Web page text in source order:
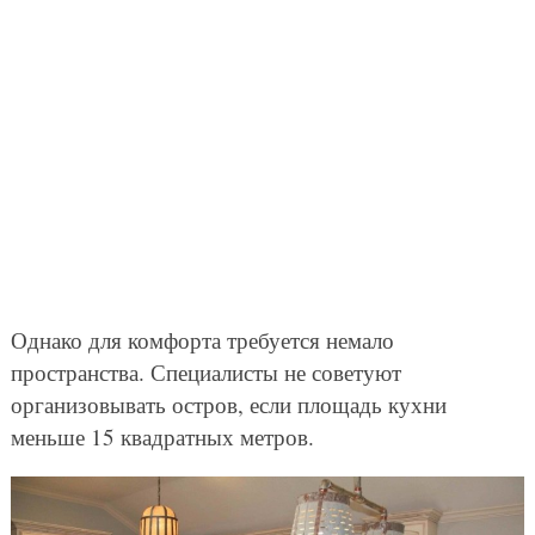
Однако для комфорта требуется немало
пространства. Специалисты не советуют
организовывать остров, если площадь кухни
меньше 15 квадратных метров.